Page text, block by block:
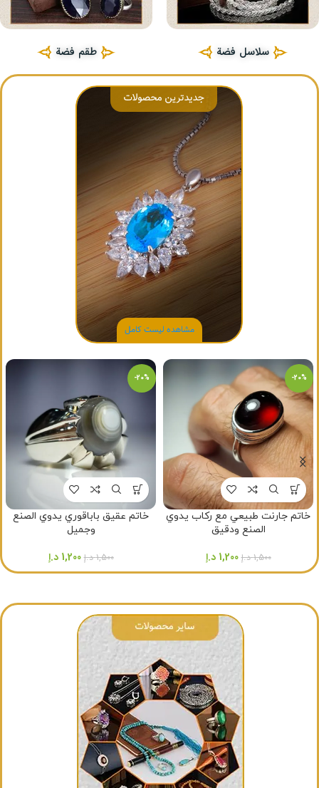
سلاسل فضة طقم فضة
-20%
خاتم جارنت طبيعي مع ركاب يدوي
الصنع ودقيق
1,500 د.إ 1,200 د.إ
-20%
خاتم عقيق باباقوري يدوي الصنع
وجميل
1,500 د.إ 1,200 د.إ